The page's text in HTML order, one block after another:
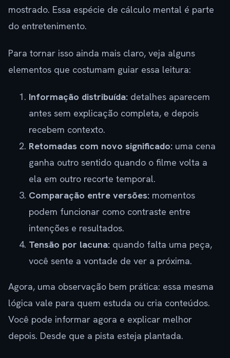
mostrado. Essa espécie de cálculo mental é parte
do entretenimento.
Para tornar isso ainda mais claro, veja alguns
elementos que costumam guiar essa leitura:
Informação distribuída: detalhes aparecem
antes sem explicação completa, e depois
recebem contexto.
Retomadas com novo significado: uma cena
ganha outro sentido quando o filme volta a
ela em outro recorte temporal.
Comparação entre versões: momentos
podem funcionar como contraste entre
intenções e resultados.
Tensão por lacuna: quando falta uma peça,
você sente a vontade de ver a próxima.
Agora, uma observação bem prática: essa mesma
lógica vale para quem estuda ou cria conteúdos.
Você pode informar agora e explicar melhor
depois. Desde que a pista esteja plantada.